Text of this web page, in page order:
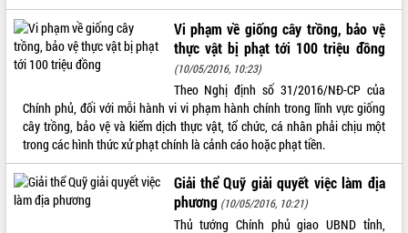
Vi phạm về giống cây trồng, bảo vệ
thực vật bị phạt tới 100 triệu đồng
(10/05/2016, 10:23)
Theo Nghị định số 31/2016/NĐ-CP của
Chính phủ, đối với mỗi hành vi vi phạm hành chính trong lĩnh vực giống
cây trồng, bảo vệ và kiểm dịch thực vật, tổ chức, cá nhân phải chịu một
trong các hình thức xử phạt chính là cảnh cáo hoặc phạt tiền.
Giải thể Quỹ giải quyết việc làm địa
phương (10/05/2016, 10:21)
Thủ tướng Chính phủ giao UBND tỉnh,